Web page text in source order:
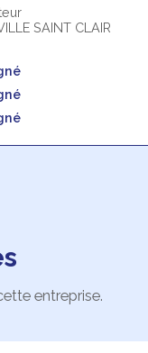
SAINT CLAIR
entreprise.